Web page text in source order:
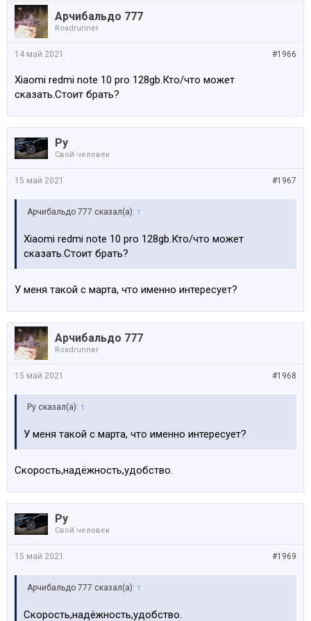
Арчибальдо 777
Roadrunner
#1966
14 май 2021
Xiaomi redmi note 10 pro 128gb.Кто/что может
сказать.Стоит брать?
Ру
Свой человек
#1967
15 май 2021
Арчибальдо 777 сказал(а): ↑
Xiaomi redmi note 10 pro 128gb.Кто/что может
сказать.Стоит брать?
У меня такой с марта, что именно интересует?
Арчибальдо 777
Roadrunner
#1968
15 май 2021
Ру сказал(а): ↑
У меня такой с марта, что именно интересует?
Скорость,надёжность,удобство.
Ру
Свой человек
#1969
15 май 2021
Арчибальдо 777 сказал(а): ↑
Скорость,надёжность,удобство.